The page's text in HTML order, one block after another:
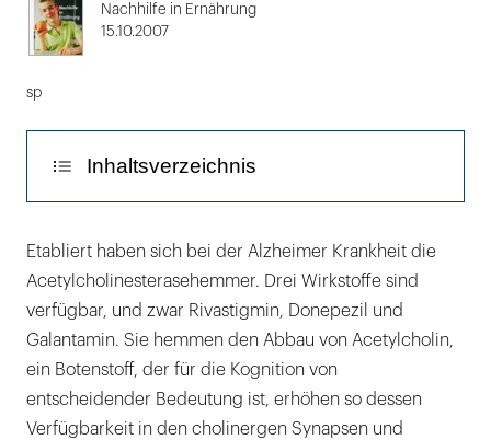
Nachhilfe in Ernährung
15.10.2007
sp
Inhaltsverzeichnis
Pflaster ist den Kapseln ebenbürtig
Nebenwirkungen auf Placeboniveau
Etabliert haben sich bei der Alzheimer Krankheit die
Acetylcholinesterasehemmer. Drei Wirkstoffe sind
verfügbar, und zwar Rivastigmin, Donepezil und
Galantamin. Sie hemmen den Abbau von Acetylcholin,
ein Botenstoff, der für die Kognition von
entscheidender Bedeutung ist, erhöhen so dessen
Verfügbarkeit in den cholinergen Synapsen und